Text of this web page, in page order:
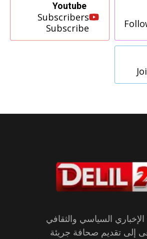
Youtube
Subscribers
Subscribe
"دليل 24" الإخباري السياسي والثقافي
إلى تقديم صحافة جريئة